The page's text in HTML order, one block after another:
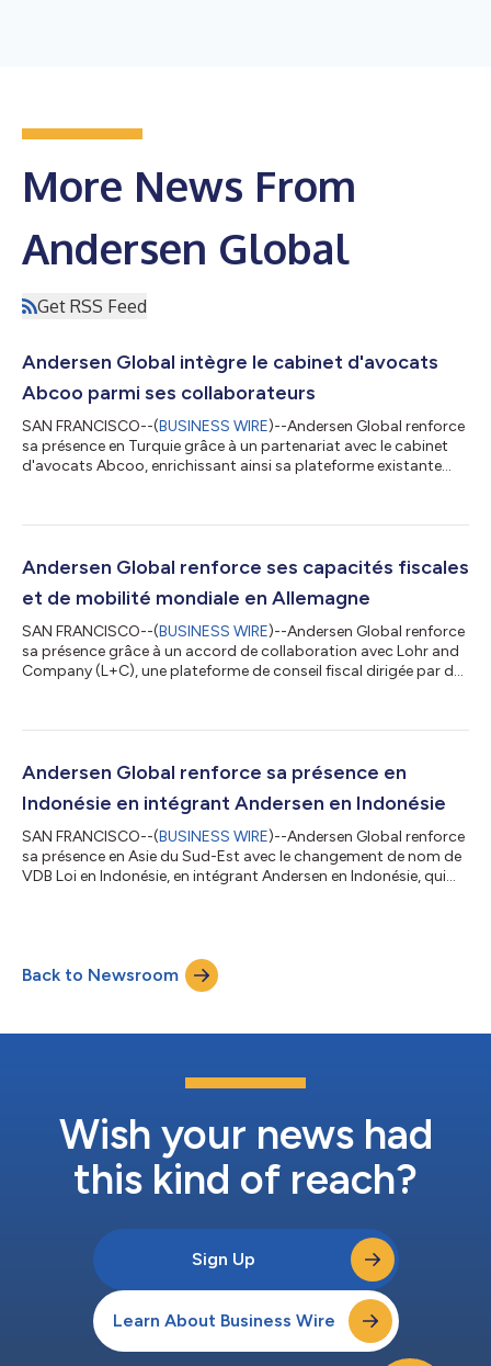
More News From
Andersen Global
Get RSS Feed
Andersen Global intègre le cabinet d'avocats
Abcoo parmi ses collaborateurs
SAN FRANCISCO--(BUSINESS WIRE)--Andersen Global renforce
sa présence en Turquie grâce à un partenariat avec le cabinet
d'avocats Abcoo, enrichissant ainsi sa plateforme existante
internationaux dans de nombreux domaines juridiques, grâce à
la construction, en règlement des litiges, en droit du travail, en
Andersen Global renforce ses capacités fiscales
et de mobilité mondiale en Allemagne
SAN FRANCISCO--(BUSINESS WIRE)--Andersen Global renforce
sa présence grâce à un accord de collaboration avec Lohr and
Company (L+C), une plateforme de conseil fiscal dirigée par des
mobilité mondiale et de prix de transfert. Basée en Allemagne et
et entreprises familiales, des family offices, des fondation...
Andersen Global renforce sa présence en
Indonésie en intégrant Andersen en Indonésie
SAN FRANCISCO--(BUSINESS WIRE)--Andersen Global renforce
sa présence en Asie du Sud-Est avec le changement de nom de
VDB Loi en Indonésie, en intégrant Andersen en Indonésie, qui
le marché indonésien. Le cabinet combine une longue
expérience du marché avec une approche pragmatique visant à
Back to Newsroom
Wish your news had
this kind of reach?
Sign Up
Learn About Business Wire